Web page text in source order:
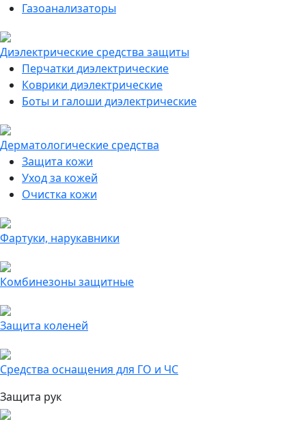
Газоанализаторы
Диэлектрические средства защиты
Перчатки диэлектрические
Коврики диэлектрические
Боты и галоши диэлектрические
Дерматологические средства
Защита кожи
Уход за кожей
Очистка кожи
Фартуки, нарукавники
Комбинезоны защитные
Защита коленей
Средства оснащения для ГО и ЧС
Защита рук